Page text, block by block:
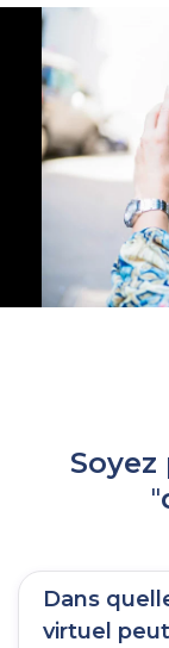
Soyez
"
Dans
virtuel